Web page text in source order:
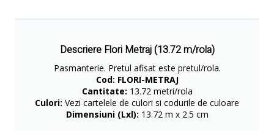
Descriere Flori Metraj (13.72 m/rola)
Pasmanterie. Pretul afisat este pretul/rola.
Cod: FLORI-METRAJ
Cantitate: 13.72 metri/rola
Culori: Vezi cartelele de culori si codurile de culoare
Dimensiuni (Lxl): 13.72 m x 2.5 cm